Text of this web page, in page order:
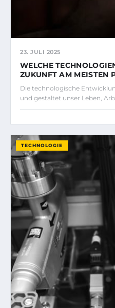
23. JULI 2025
WELCHE
ZUKUNFT AM MEISTEN
Die technologische
und gestaltet unser Leben,
TECHNOLOGIE